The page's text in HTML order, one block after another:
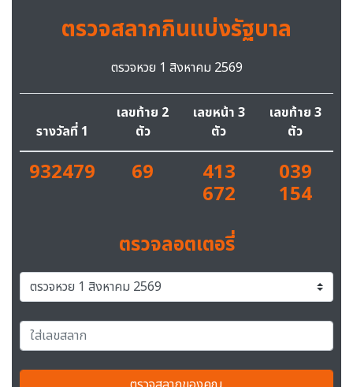
ตรวจสลากกินแบ่งรัฐบาล
ตรวจหวย 1 สิงหาคม 2569
รางวัลที่ 1
เลขท้าย 2
ตัว
เลขหน้า 3
ตัว
เลขท้าย 3
ตัว
932479 69 413
672
039
154
ตรวจลอตเตอรี่